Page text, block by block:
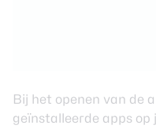
Bij het openen van de
geïnstalleerde apps